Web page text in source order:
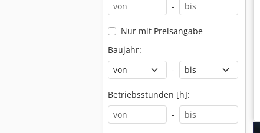
-
Nur mit Preisangabe
Baujahr:
-
Betriebsstunden [h]:
-